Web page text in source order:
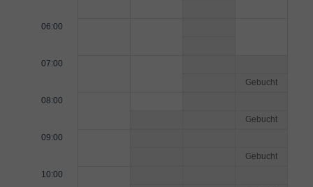
06:00
07:00
Gebucht
08:00
Gebucht
09:00
Gebucht
10:00